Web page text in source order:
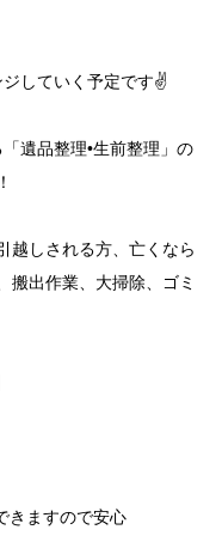
していく予定です✌️
遺品整理•生前整理」の
越しされる方、亡くなら
搬出作業、大掃除、ゴミ
きますので安心